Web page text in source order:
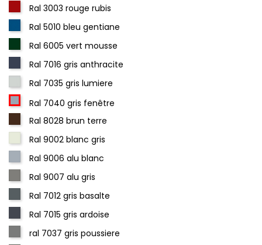
Ral 3003 rouge rubis
Ral 5010 bleu gentiane
Ral 6005 vert mousse
Ral 7016 gris anthracite
Ral 7035 gris lumiere
Ral 7040 gris fenêtre
Ral 8028 brun terre
Ral 9002 blanc gris
Ral 9006 alu blanc
Ral 9007 alu gris
Ral 7012 gris basalte
Ral 7015 gris ardoise
ral 7037 gris poussiere